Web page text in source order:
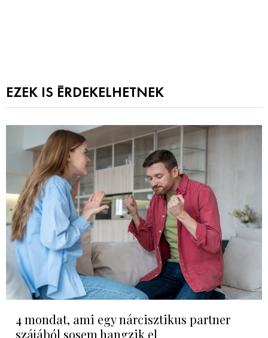
EZEK IS ÉRDEKELHETNEK
4 mondat, ami egy nárcisztikus partner
szájából sosem hangzik el